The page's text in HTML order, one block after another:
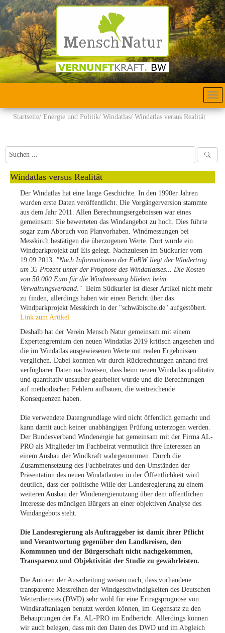
Startseite Energie und Politik Windatlas Windatlas versus Realität
Windatlas versus Realität
Der Windatlas hat eine lange Geschichte. In den 1990er Jahren
wurden erste Daten veröffentlicht. Die Vorgängerversion stammte
aus dem Jahr 2011. Allen Berechnungsergebnissen war eines
gemeinsam: Sie bewerteten das Windangebot zu hoch. Dies führte
sogar zum Abbruch von Planvorhaben. Windmessungen bei
Messkirch bestätigen die überzogenen Werte. Dort wurde ein
Windparkprojekt auf Eis gelegt. Nachzulesen im Südkurier vom
19.09.2013: "Nach Informationen der EnBW liegt der Windertrag
um 35 Prozent unter der Prognose des Windatlasses... Die Kosten
von 50.000 Euro für die Windmessung blieben beim
Verwaltungsverband." Beim Südkurier ist dieser Artikel nicht mehr
zu finden, allerdings haben wir einen Bericht über das
Windparkprojekt Messkirch in der "schwäbische.de" aufgestöbert.
Link zum Artikel
Deshalb hat der Verein Mensch Natur gemeinsam mit einem
Expertengremium den neuen Windatlas 2019 kritisch angesehen und
die im Windatlas ausgewiesenen Werte mit realen Ergebnissen
verglichen. Dabei konnten wir durch Rückrechnungen anhand frei
verfügbarer Daten nachweisen, dass beim neuen Windatlas qualitativ
und quantitativ unsauber gearbeitet wurde und die Berechnungen
auf methodischen Fehlern aufbauen, die weitreichende
Konsequenzen haben.
Die verwendete Datengrundlage wird nicht öffentlich gemacht und
kann damit auch keiner unabhängigen Prüfung unterzogen werden.
Der Bundesverband Windenergie hat gemeinsam mit der Firma AL-
PRO als Mitglieder im Fachbeirat vermutlich ihre Interessen an
einem Ausbau der Windkraft wahrgenommen. Durch die
Zusammensetzung des Fachbeirates und den Umständen der
Präsentation des neuen Windatlanten in der Öffentlichkeit wird
deutlich, dass der politische Wille der Landesregierung zu einem
weiteren Ausbau der Windenergienutzung über dem öffentlichen
Interesse des mündigen Bürgers an einer objektiven Analyse des
Windangebots steht.
Die Landesregierung als Auftraggeber ist damit ihrer Pflicht
und Verantwortung gegenüber den Landkreisen, den
Kommunen und der Bürgerschaft nicht nachgekommen,
Transparenz und Objektivität der Studie zu gewährleisten.
Die Autoren der Ausarbeitung weisen nach, dass vorhandene
transparente Messreihen der Windgeschwindigkeiten des Deutschen
Wetterdienstes (DWD) sehr wohl für eine Ertragsprognose von
Windkraftanlagen benutzt werden können, im Gegensatz zu den
Behauptungen der Fa. AL-PRO im Endbericht. Allerdings können
wir auch belegen, dass mit den Daten des DWD und im Abgleich